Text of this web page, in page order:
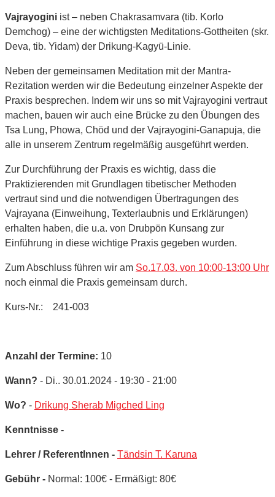
Vajrayogini ist – neben Chakrasamvara (tib. Korlo
Demchog) – eine der wichtigsten Meditations-Gottheiten (skr.
Deva, tib. Yidam) der Drikung-Kagyü-Linie.
Neben der gemeinsamen Meditation mit der Mantra-
Rezitation werden wir die Bedeutung einzelner Aspekte der
Praxis besprechen. Indem wir uns so mit Vajrayogini vertraut
machen, bauen wir auch eine Brücke zu den Übungen des
Tsa Lung, Phowa, Chöd und der Vajrayogini-Ganapuja, die
alle in unserem Zentrum regelmäßig ausgeführt werden.
Zur Durchführung der Praxis es wichtig, dass die
Praktizierenden mit Grundlagen tibetischer Methoden
vertraut sind und die notwendigen Übertragungen des
Vajrayana (Einweihung, Texterlaubnis und Erklärungen)
erhalten haben, die u.a. von Drubpön Kunsang zur
Einführung in diese wichtige Praxis gegeben wurden.
Zum Abschluss führen wir am So.17.03. von 10:00-13:00 Uhr
noch einmal die Praxis gemeinsam durch.
Kurs-Nr.: 241-003
Anzahl der Termine: 10
Wann? - Di.. 30.01.2024 - 19:30 - 21:00
Wo? - Drikung Sherab Migched Ling
Kenntnisse -
Lehrer / ReferentInnen - Tändsin T. Karuna
Gebühr - Normal: 100€ - Ermäßigt: 80€